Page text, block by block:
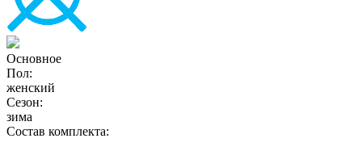
Основное
Пол:
женский
Сезон:
зима
Состав комплекта: